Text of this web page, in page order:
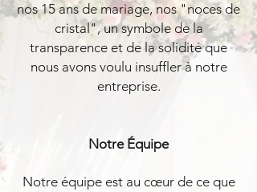
nos 15 ans de mariage, nos "noces de
cristal", un symbole de la
transparence et de la solidité que
nous avons voulu insuffler à notre
entreprise.
Notre Équipe
Notre équipe est au cœur de ce que